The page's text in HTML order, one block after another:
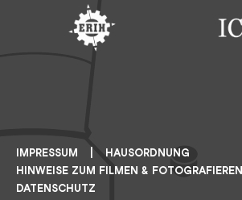
IMPRESSUM
HAUSORDNUNG
HINWEISE ZUM FILMEN & FOTOGRAFIEREN
DATENSCHUTZ